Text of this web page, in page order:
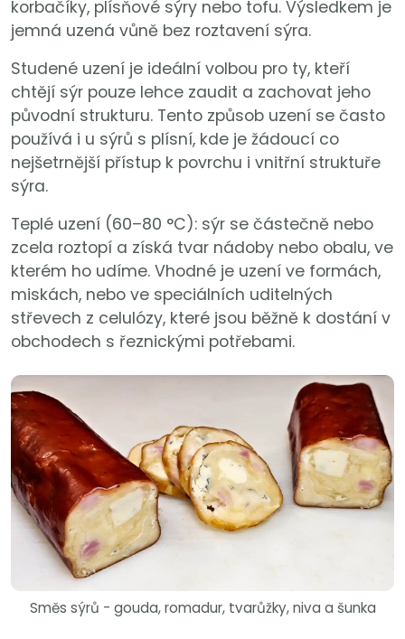
korbačíky, plísňové sýry nebo tofu. Výsledkem je
jemná uzená vůně bez roztavení sýra.
Studené uzení je ideální volbou pro ty, kteří
chtějí sýr pouze lehce zaudit a zachovat jeho
původní strukturu. Tento způsob uzení se často
používá i u sýrů s plísní, kde je žádoucí co
nejšetrnější přístup k povrchu i vnitřní struktuře
sýra.
Teplé uzení (60–80 °C): sýr se částečně nebo
zcela roztopí a získá tvar nádoby nebo obalu, ve
kterém ho udíme. Vhodné je uzení ve formách,
miskách, nebo ve speciálních uditelných
střevech z celulózy, které jsou běžně k dostání v
obchodech s řeznickými potřebami.
Směs sýrů - gouda, romadur, tvarůžky, niva a šunka